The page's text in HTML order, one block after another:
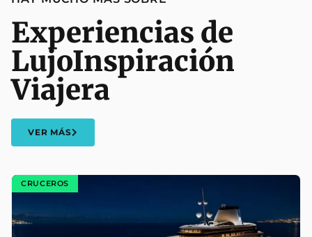
Experiencias de
LujoInspiración
Viajera
VER MÁS
CRUCEROS